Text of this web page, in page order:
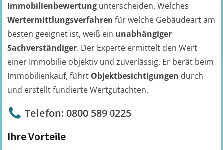
Immobilienbewertung unterscheiden. Welches
Wertermittlungsverfahren für welche Gebäudeart am
besten geeignet ist, weiß ein unabhängiger
Sachverständiger. Der Experte ermittelt den Wert
einer Immobilie objektiv und zuverlässig. Er berät beim
Immobilienkauf, führt Objektbesichtigungen durch
und erstellt fundierte Wertgutachten.
Telefon: 0800 589 0225
Ihre Vorteile